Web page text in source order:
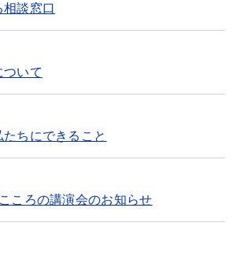
談窓口
ついて
ちにできること
ころの講演会のお知らせ